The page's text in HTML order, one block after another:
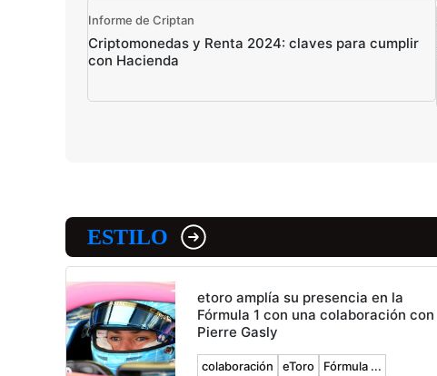
Informe de Criptan
Criptomonedas y Renta 2024: claves para cumplir
con Hacienda
ESTILO
etoro amplía su presencia en la
Fórmula 1 con una colaboración con
Pierre Gasly
colaboración eToro Fórmula ...